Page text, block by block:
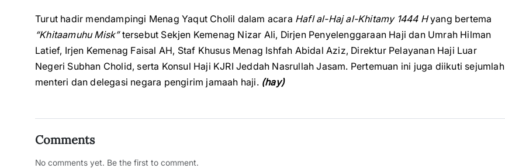
Turut hadir mendampingi Menag Yaqut Cholil dalam acara Hafl al-Haj al-Khitamy 1444 Hyang bertema
“Khitaamuhu Misk”tersebut Sekjen Kemenag Nizar Ali, Dirjen Penyelenggaraan Haji dan Umrah Hilman
Latief, Irjen Kemenag Faisal AH, Staf Khusus Menag Ishfah Abidal Aziz, Direktur Pelayanan Haji Luar
Negeri Subhan Cholid, serta Konsul Haji KJRI Jeddah Nasrullah Jasam. Pertemuan ini juga diikuti sejumlah
menteri dan delegasi negara pengirim jamaah haji. (hay)
Comments
No comments yet. Be the first to comment.